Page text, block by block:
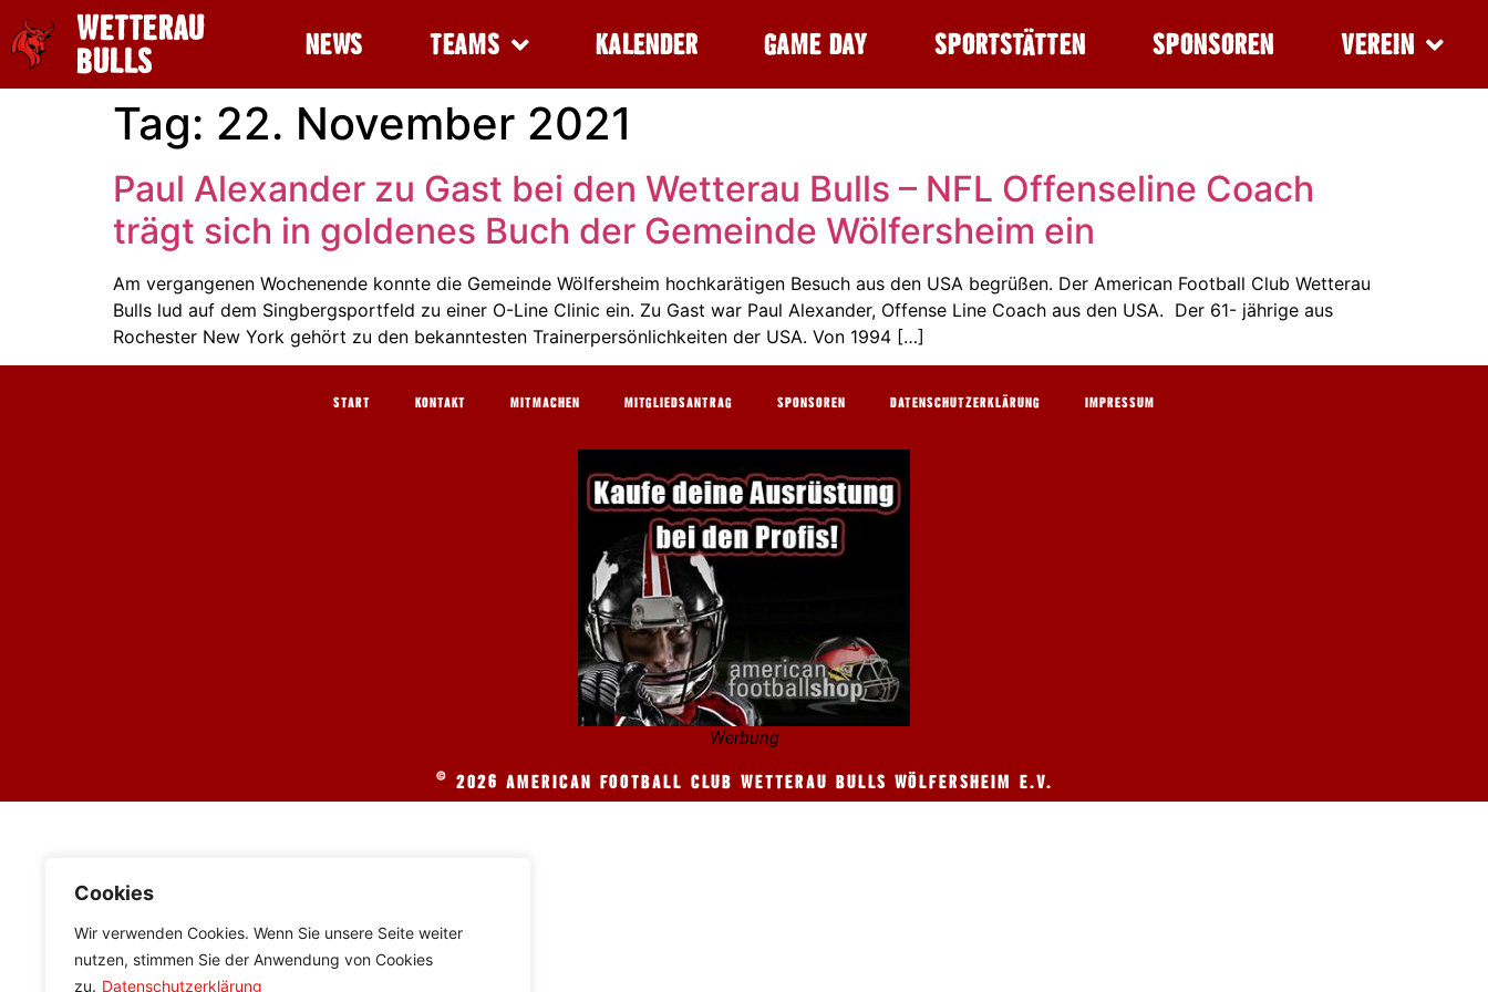
Cookies
Wir verwenden Cookies. Wenn Sie unsere Seite weiter
nutzen, stimmen Sie der Anwendung von Cookies
zu. Datenschutzerklärung
WETTERAU
BULLS NEWS TEAMS KALENDER GAME DAY SPORTSTÄTTEN SPONSOREN VEREIN
Tag: 22. November 2021
Paul Alexander zu Gast bei den Wetterau Bulls – NFL Offenseline Coach
trägt sich in goldenes Buch der Gemeinde Wölfersheim ein
Am vergangenen Wochenende konnte die Gemeinde Wölfersheim hochkarätigen Besuch aus den USA begrüßen. Der American Football Club Wetterau
Bulls lud auf dem Singbergsportfeld zu einer O-Line Clinic ein. Zu Gast war Paul Alexander, Offense Line Coach aus den USA. Der 61- jährige aus
Rochester New York gehört zu den bekanntesten Trainerpersönlichkeiten der USA. Von 1994 […]
START KONTAKT MITMACHEN MITGLIEDSANTRAG SPONSOREN DATENSCHUTZERKLÄRUNG IMPRESSUM
Werbung
© 2026 AMERICAN FOOTBALL CLUB WETTERAU BULLS WÖLFERSHEIM E.V.